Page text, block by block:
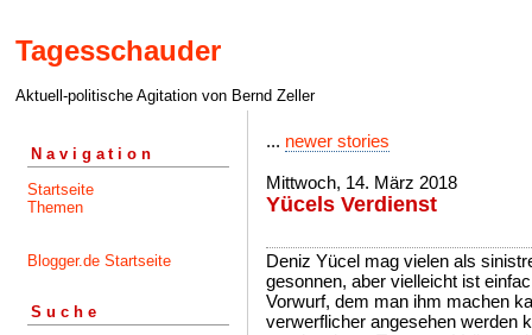
Tagesschauder
Aktuell-politische Agitation von Bernd Zeller
Navigation
Startseite
Themen
Blogger.de Startseite
Suche
... newer stories
Mittwoch, 14. März 2018
Yücels Verdienst
Deniz Yücel mag vielen als
gesonnen, aber vielleicht ist
Vorwurf, dem man ihm machen
verwerflicher angesehen werden